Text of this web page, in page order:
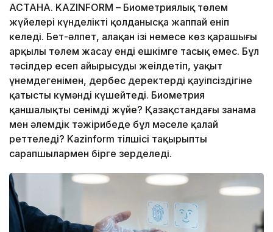
АСТАНА. KAZINFORM – Биометриялық төлем
жүйелері күнделікті қолданысқа жаппай еніп
келеді. Бет-әлпет, алақан ізі немесе көз қарашығы
арқылы төлем жасау енді ешкімге таңсық емес. Бұл
тәсілдер есеп айырысуды жеңілдетіп, уақыт
үнемдегенімен, дербес деректердің қауіпсіздігіне
қатысты күмәнді күшейтеді. Биометрия
қаншалықты сенімді жүйе? Қазақстандағы заңнама
мен әлемдік тәжірибеде бұл мәселе қалай
реттеледі? Kazinform тілшісі тақырыпты
сарапшылармен бірге зерделеді.